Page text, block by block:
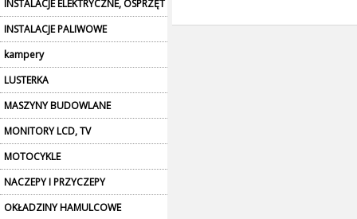
INSTALACJE ELEKTRYCZNE, OSPRZĘT
INSTALACJE PALIWOWE
kampery
LUSTERKA
MASZYNY BUDOWLANE
MONITORY LCD, TV
MOTOCYKLE
NACZEPY I PRZYCZEPY
OKŁADZINY HAMULCOWE